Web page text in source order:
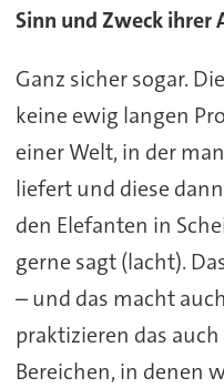
Sinn und Zweck ihrer
Ganz sicher sogar.
keine ewig langen
einer Welt, in der
liefert und diese
den Elefanten in
gerne sagt (lacht).
– und das macht
praktizieren das
Bereichen, in denen